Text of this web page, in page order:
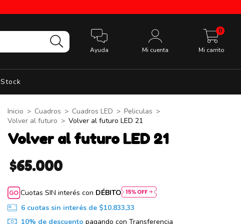
Ayuda Mi cuenta Mi carrito
0
Stock
Inicio > Cuadros > Cuadros LED > Peliculas >
Volver al futuro > Volver al futuro LED 21
Volver al futuro LED 21
$65.000
Cuotas SIN interés con DÉBITO
6 cuotas sin interés de $10.833,33
10% de descuento pagando con Transferencia